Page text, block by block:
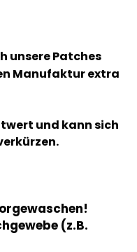
unsere Patches
Manufaktur extra
und kann sich
(z.B.